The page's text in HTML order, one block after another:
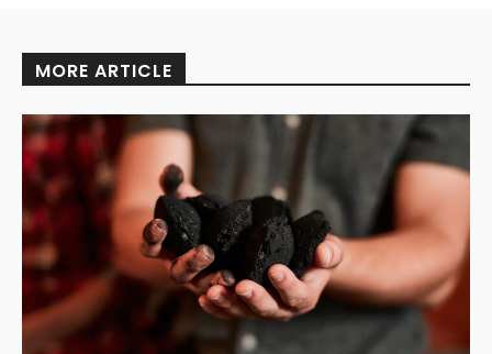
MORE ARTICLE